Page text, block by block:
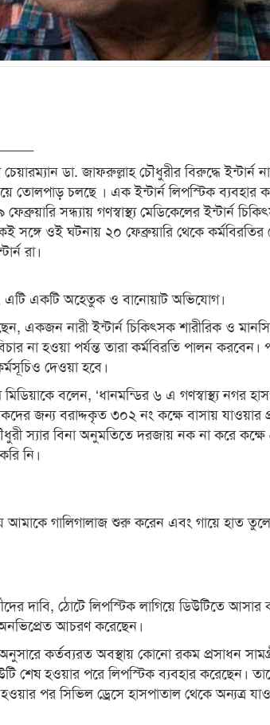
চেয়ারম্যান ডা. জাফরুল্লাহ চৌধুরীর বিরুদ্ধে ইন্টার্ন
তোলপাড় চলছে । এক ইন্টার্ন লিপস্টিক ব্যবহার
সন্ধ্যায় গণস্বাস্থ্য মেডিকেলের ইন্টার্ন
ওই ঘটনায় ২০ ফেব্রুয়ারি থেকে কর্মবিরতির
রা।
এটি একটি অহেতুক ও বানোয়াট অভিযোগ।
একজন নারী ইন্টার্ন চিকিৎসক শারীরিক ও
না হওয়া পর্যন্ত তারা কর্মবিরতি পালন করবেন।
দেওয়া হবে।
বলেন, ‘ধানমন্ডির ৬ এ গণস্বাস্থ্য নগর
জন্য বরাদ্দকৃত ৩০২ নং কক্ষে বাসায় যাওয়ার
স্যার বিনা অনুমতিতে দরজায় নক না করে কক্ষে
নি।
আমাকে গালিগালাজ শুরু করেন এবং গায়ে হাত
দাবি, ঠোটে লিপস্টিক লাগিয়ে ডিউটিতে আসার
আচরণ করেছেন।
কর্তব্যরত অবস্থায় কোনো রকম প্রসাধন
শেষ হওয়ার পরে লিপস্টিক ব্যবহার করেছেন।
পর সিভিল ড্রেসে হাসপাতাল থেকে অন্যত্র